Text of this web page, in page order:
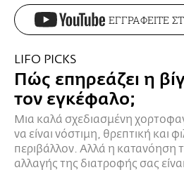
ΕΓΓΡΑΦΕΙΤΕ
LIFO PICKS
Πώς επηρεάζει η
τον εγκέφαλο;
Μια καλά σχεδιασμένη
να είναι νόστιμη, θρεπτική και
περιβάλλον. Αλλά η κατανόηση
αλλαγής της διατροφής σας